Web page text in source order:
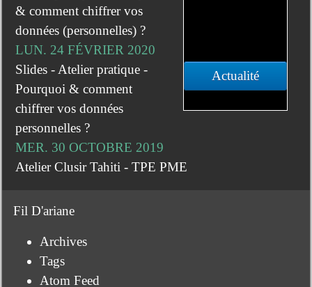
Actualité
& comment chiffrer vos
données (personnelles) ?
LUN. 24 FÉVRIER 2020
Slides - Atelier pratique -
Pourquoi & comment
chiffrer vos données
personnelles ?
MER. 30 OCTOBRE 2019
Atelier Clusir Tahiti - TPE PME
Fil D'ariane
Archives
Tags
Atom Feed